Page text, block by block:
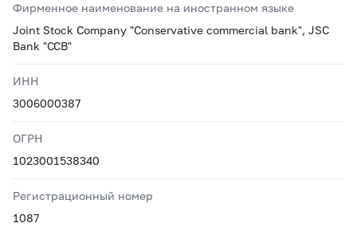
Фирменное наименование на иностранном языке
Joint Stock Company "Conservative commercial bank", JSC
Bank "CCB"
ИНН
3006000387
ОГРН
1023001538340
Регистрационный номер
1087